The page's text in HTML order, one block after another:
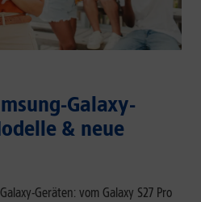
Galaxy-
& neue
Geräten: vom Galaxy S27 Pro